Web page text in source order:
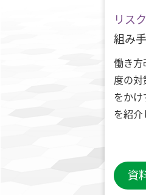
リス
組み
働き方
度の対
をかけ
を紹介
資